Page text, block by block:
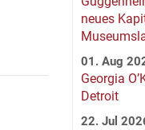
neues
01. Aug
Georgia
Detroit
22. Jul